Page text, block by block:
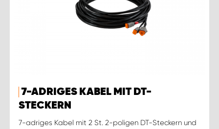
7-ADRIGES KABEL MIT DT-
STECKERN
7-adriges Kabel mit 2 St. 2-poligen DT-Steckern und